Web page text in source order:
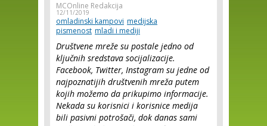
MCOnline Redakcija
12/11/2019
omladinski kampovi medijska
pismenost mladi i mediji
Društvene mreže su postale jedno od
ključnih sredstava socijalizacije.
Facebook, Twitter, Instagram su jedne od
najpoznatijih društvenih mreža putem
kojih možemo da prikupimo informacije.
Nekada su korisnici i korisnice medija
bili pasivni potrošači, dok danas sami